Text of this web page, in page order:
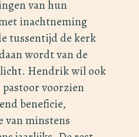
van hun
inachtneming
tussentijd de kerk
wordt van de
Hendrik wil ook
voorzien
beneficie,
van minstens